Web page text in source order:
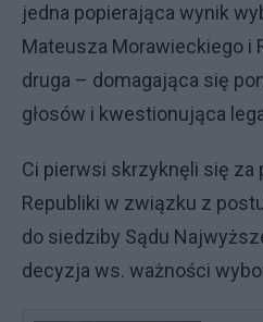
jedna popierająca wynik
Mateusza Morawieckiego i
druga – domagająca się
głosów i kwestionująca
Ci pierwsi skrzyknęli się za
Republiki w związku z
do siedziby Sądu
decyzja ws. ważności